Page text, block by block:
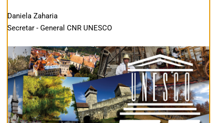
Daniela Zaharia
Secretar - General CNR UNESCO